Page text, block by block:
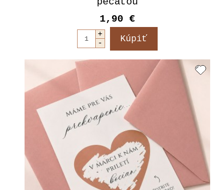
1,90 €